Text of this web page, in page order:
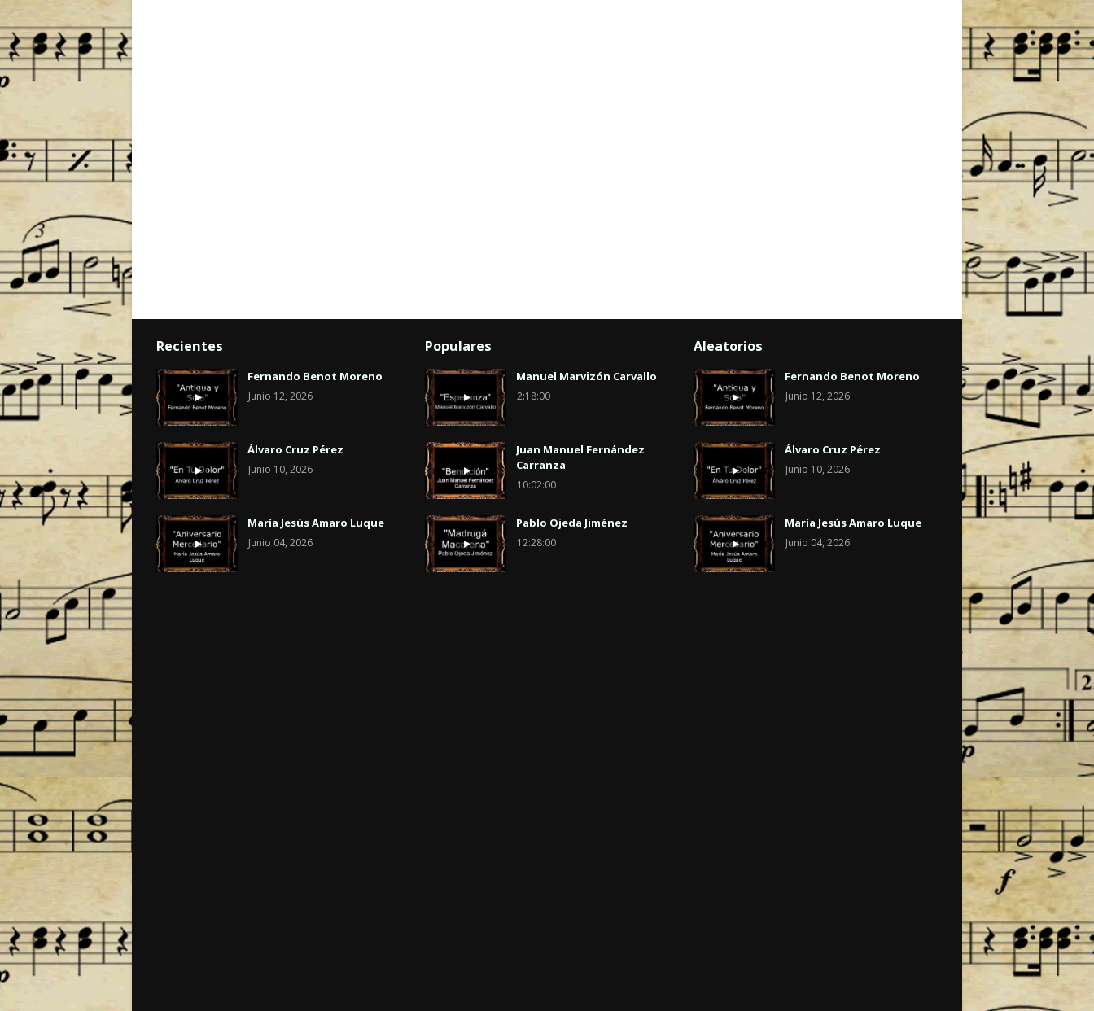
Recientes
Fernando Benot Moreno
Junio 12, 2026
Álvaro Cruz Pérez
Junio 10, 2026
María Jesús Amaro Luque
Junio 04, 2026
Populares
Manuel Marvizón Carvallo
2:18:00
Juan Manuel Fernández
Carranza
10:02:00
Pablo Ojeda Jiménez
12:28:00
Aleatorios
Fernando Benot Moreno
Junio 12, 2026
Álvaro Cruz Pérez
Junio 10, 2026
María Jesús Amaro Luque
Junio 04, 2026